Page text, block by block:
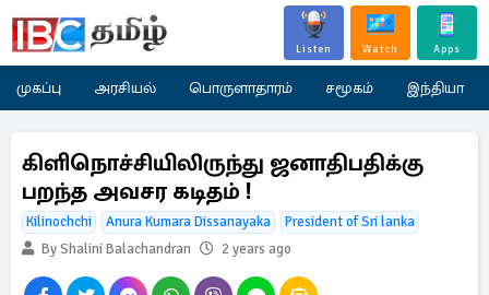
Listen Watch Apps
முகப்பு அரசியல் பொருளாதாரம் சமூகம் இந்தியா
கிளிநொச்சியிலிருந்து ஜனாதிபதிக்கு
பறந்த அவசர கடிதம் !
Kilinochchi Anura Kumara Dissanayaka
President of Sri lanka
By Shalini Balachandran
2 years ago